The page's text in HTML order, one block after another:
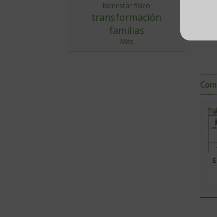
bienestar físico
transformación
familias
Más